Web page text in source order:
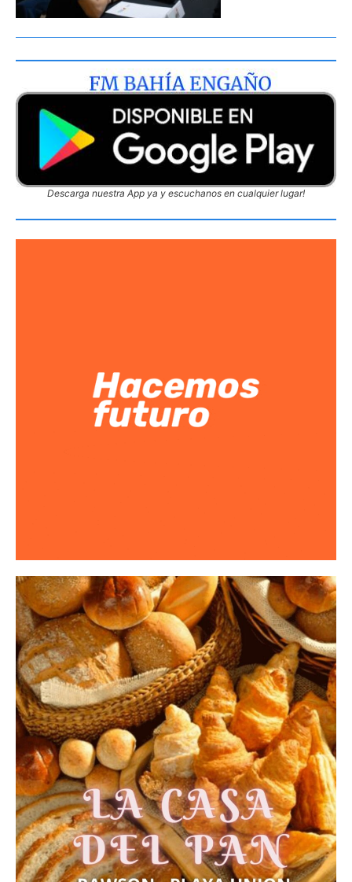
Descarga nuestra App ya y escuchanos en cualquier lugar!